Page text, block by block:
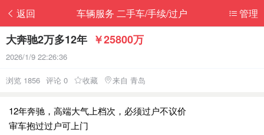
返回 管理
车辆服务 二手车/手续/过户
大奔驰2万多12年 ￥25800万
2026/1/9 22:26:36
浏览 1856 评论 0 收藏 来自 青岛
12年奔驰，高端大气上档次，必须过户不议价
审车抱过过户可上门